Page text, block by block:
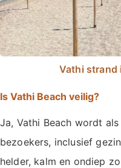
Vathi strand
Is Vathi Beach veilig?
Ja, Vathi Beach wordt
bezoekers, inclusief
helder, kalm en ondiep